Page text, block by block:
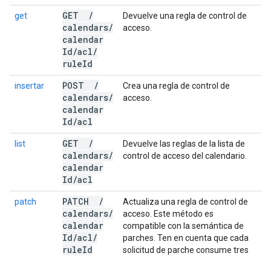
get GET
/
calendars/
calendar
Id/acl/
ruleId
Devuelve una regla de control de
acceso.
insertar POST
/
calendars/
calendar
Id/acl
Crea una regla de control de
acceso.
list GET
/
calendars/
calendar
Id/acl
Devuelve las reglas de la lista de
control de acceso del calendario.
patch PATCH
/
calendars/
calendar
Id/acl/
ruleId
Actualiza una regla de control de
acceso. Este método es
compatible con la semántica de
parches. Ten en cuenta que cada
solicitud de parche consume tres